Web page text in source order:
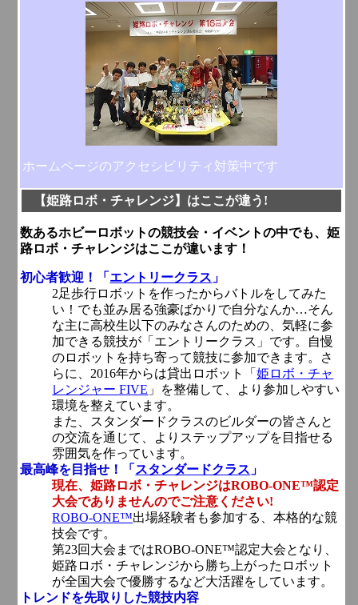
ホームページのアクセシビリティ対策中です
【姫路ロボ・チャレンジ】はここが違う!
数あるホビーロボットの競技会・イベントの中でも、姫
路ロボ・チャレンジはここが違います！
初心者歓迎！「 エントリークラス 」
2足歩行ロボットを作ったからバトルをしてみた
い！でも並み居る強豪ばかりで自分なんか…そん
な主に高校生以下のみなさんのための、気軽に参
加できる競技が「エントリークラス」です。自慢
のロボットを持ち寄って競技に参加できます。さ
らに、2016年からは貸出ロボット「姫ロボ・チャ
レンジャー FIVE 」を整備して、より参加しやすい
環境を整えています。
また、スタンダードクラスのビルダーの皆さんと
の交流を通じて、よりステップアップを目指せる
雰囲気を作っています。
最高峰を目指せ！「 スタンダードクラス 」
現在、姫路ロボ・チャレンジはROBO-ONE™認定
大会でありませんのでご注意ください!
ROBO-ONE™出場経験者も参加する、本格的な競
技会です。
第23回大会まではROBO-ONE™認定大会となり、
姫路ロボ・チャレンジから勝ち上がったロボット
が全国大会で優勝するなど大活躍をしています。
トレンドを先取りした競技内容